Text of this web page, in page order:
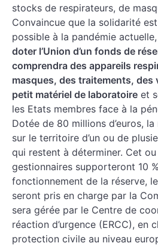
stocks de respirateurs, de
Convaincue que la solidarité
possible à la pandémie actuelle,
doter l’Union d’un fonds de
comprendra des appareils
masques, des traitements, des
petit matériel de laboratoire et
les Etats membres face à la
Dotée de 80 millions d’euros,
sur le territoire d’un ou de
qui restent à déterminer. Cet
gestionnaires supporteront 10
fonctionnement de la réserve,
seront pris en charge par la
sera gérée par le Centre de
réaction d’urgence (ERCC), en
protection civile au niveau